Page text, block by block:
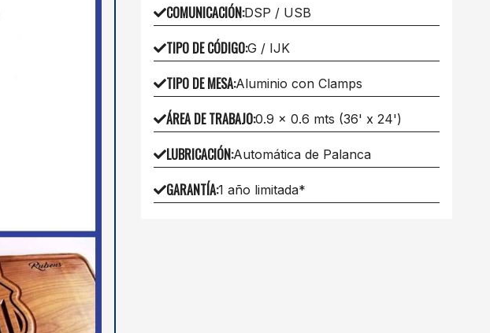
COMUNICACIÓN:DSP / USB
TIPO DE CÓDIGO:G / IJK
TIPO DE MESA:Aluminio con Clamps
ÁREA DE TRABAJO:0.9 x 0.6 mts (36' x 24')
LUBRICACIÓN:Automática de Palanca
GARANTÍA:1 año limitada*